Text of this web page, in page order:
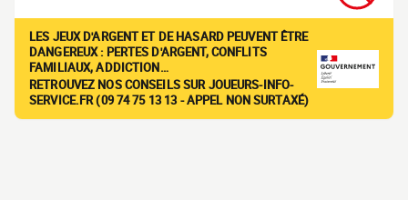
LES JEUX D'ARGENT ET DE HASARD PEUVENT ÊTRE
DANGEREUX : PERTES D'ARGENT, CONFLITS
FAMILIAUX, ADDICTION…
RETROUVEZ NOS CONSEILS SUR JOUEURS-INFO-
SERVICE.FR (09 74 75 13 13 - APPEL NON SURTAXÉ)